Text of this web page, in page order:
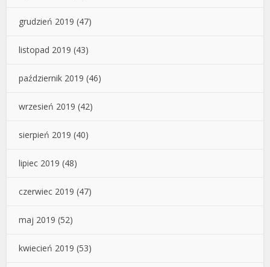
grudzień 2019 (47)
listopad 2019 (43)
październik 2019 (46)
wrzesień 2019 (42)
sierpień 2019 (40)
lipiec 2019 (48)
czerwiec 2019 (47)
maj 2019 (52)
kwiecień 2019 (53)